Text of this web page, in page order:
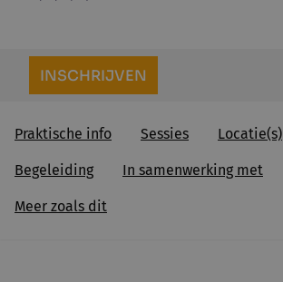
INSCHRIJVEN
Praktische info Sessies Locatie(s)
Begeleiding In samenwerking met
Meer zoals dit